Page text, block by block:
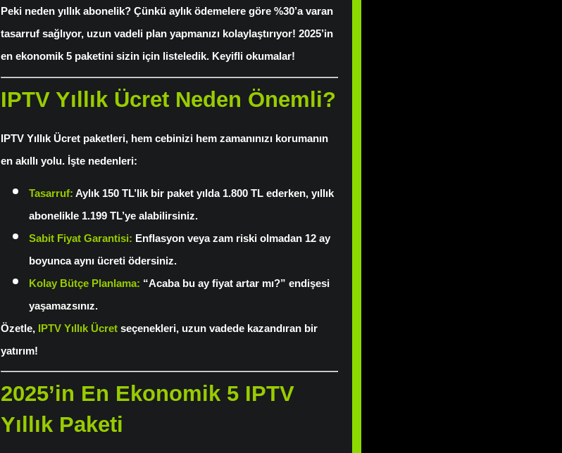
Peki neden yıllık abonelik? Çünkü aylık ödemelere göre %30’a varan
tasarruf sağlıyor, uzun vadeli plan yapmanızı kolaylaştırıyor! 2025’in
en ekonomik 5 paketini sizin için listeledik. Keyifli okumalar!
IPTV Yıllık Ücret Neden Önemli?
IPTV Yıllık Ücret paketleri, hem cebinizi hem zamanınızı korumanın
en akıllı yolu. İşte nedenleri:
Tasarruf: Aylık 150 TL’lik bir paket yılda 1.800 TL ederken, yıllık
abonelikle 1.199 TL’ye alabilirsiniz.
Sabit Fiyat Garantisi: Enflasyon veya zam riski olmadan 12 ay
boyunca aynı ücreti ödersiniz.
Kolay Bütçe Planlama: “Acaba bu ay fiyat artar mı?” endişesi
yaşamazsınız.
Özetle, IPTV Yıllık Ücret seçenekleri, uzun vadede kazandıran bir
yatırım!
2025’in En Ekonomik 5 IPTV
Yıllık Paketi